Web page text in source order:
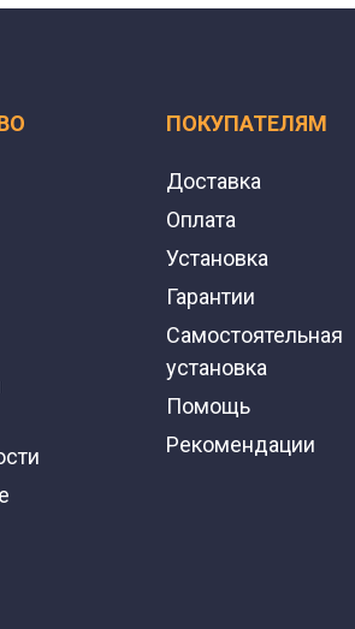
ПОКУПАТЕЛЯМ
Доставка
Оплата
Установка
Гарантии
Самостоятельная
установка
Помощь
Рекомендации